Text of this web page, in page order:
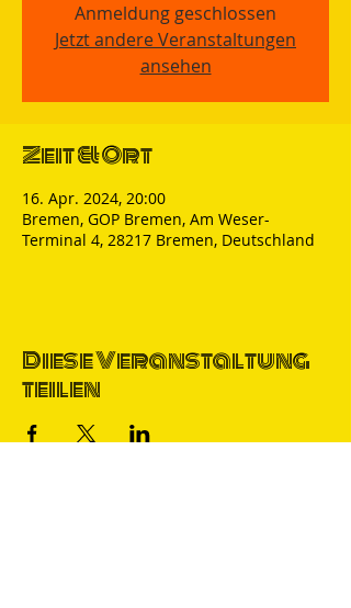
Anmeldung geschlossen
Jetzt andere Veranstaltungen
ansehen
Zeit & Ort
16. Apr. 2024, 20:00
Bremen, GOP Bremen, Am Weser-
Terminal 4, 28217 Bremen, Deutschland
Diese Veranstaltung
teilen